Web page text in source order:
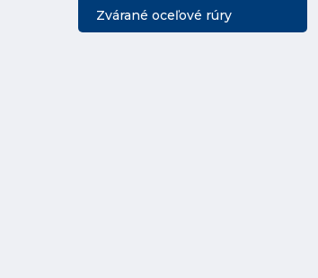
Zvárané oceľové rúry